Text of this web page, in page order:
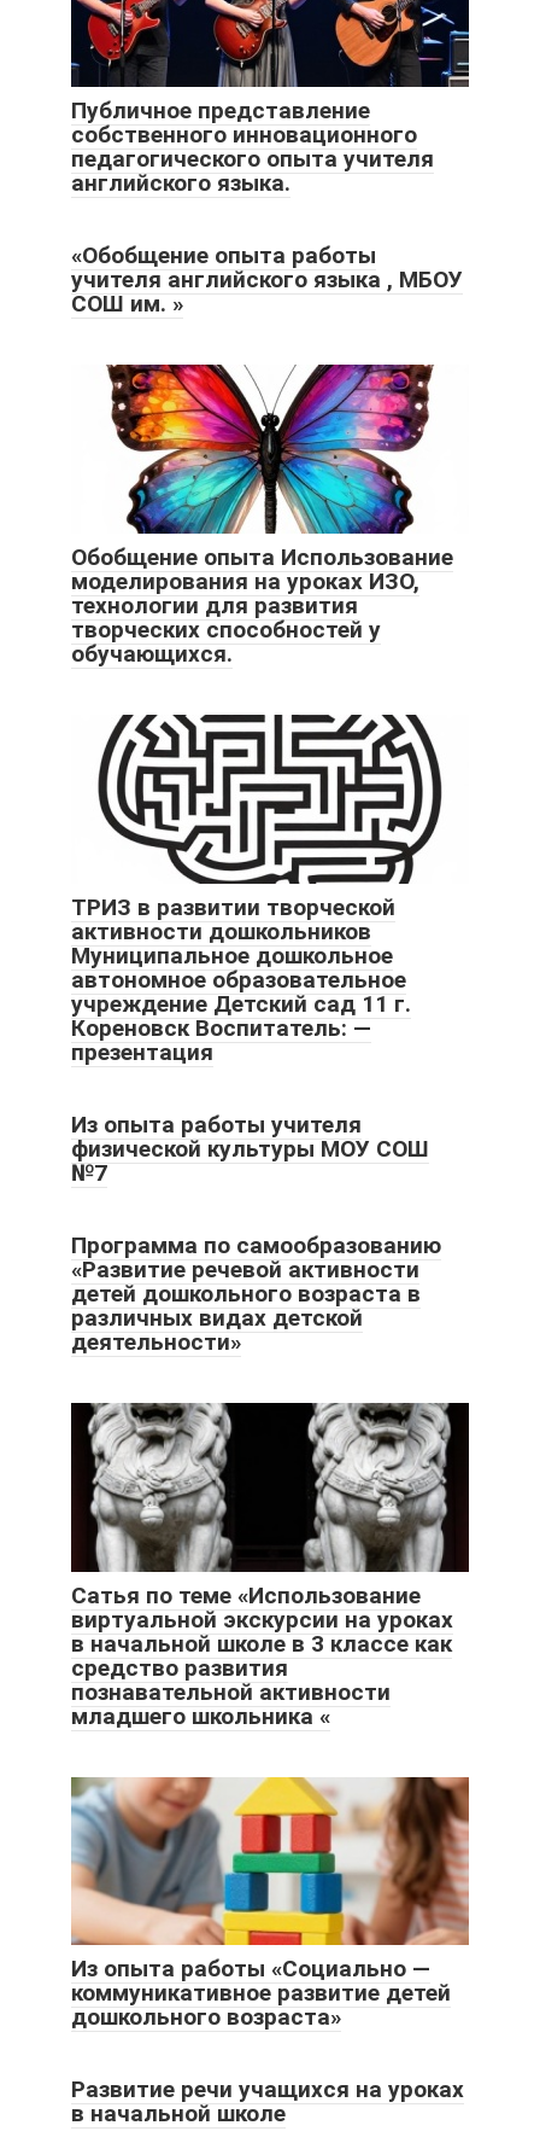
Публичное представление
собственного инновационного
педагогического опыта учителя
английского языка.
«Обобщение опыта работы
учителя английского языка , МБОУ
СОШ им. »
Обобщение опыта Использование
моделирования на уроках ИЗО,
технологии для развития
творческих способностей у
обучающихся.
ТРИЗ в развитии творческой
активности дошкольников
Муниципальное дошкольное
автономное образовательное
учреждение Детский сад 11 г.
Кореновск Воспитатель: —
презентация
Из опыта работы учителя
физической культуры МОУ СОШ
№7
Программа по самообразованию
«Развитие речевой активности
детей дошкольного возраста в
различных видах детской
деятельности»
Сатья по теме «Использование
виртуальной экскурсии на уроках
в начальной школе в 3 классе как
средство развития
познавательной активности
младшего школьника «
Из опыта работы «Социально —
коммуникативное развитие детей
дошкольного возраста»
Развитие речи учащихся на уроках
в начальной школе